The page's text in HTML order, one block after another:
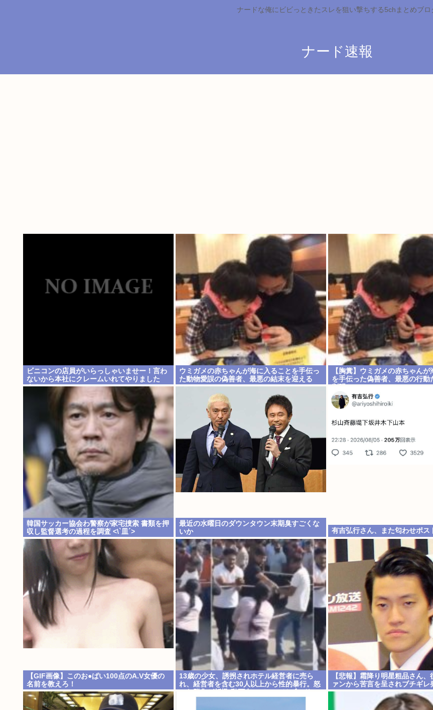
ナードな俺にビビっときたスレを狙い撃ちする5chまとめブロ
ナード速報
ビニコンの店員がいらっしゃいませー！言わ
ないから本社にクレームいれてやりました
よ！www
ウミガメの赤ちゃんが海に入ることを手伝っ
た動物愛誤の偽善者、最悪の結末を迎える
【胸糞】ウミガメの赤ちゃんが
を手伝った偽善者、最悪の行動
韓国サッカー協会わ警察が家宅捜索 書類を押
収し監督選考の過程を調査 <\`皿´>
最近の水曜日のダウンタウン末期臭すごくな
いか
有吉弘行さん、また匂わせポス
【GIF画像】このお●ぱい100点のA.V女優の
名前を教えろ！
13歳の少女、誘拐されホテル経営者に売ら
れ、経営者を含む30人以上から性的暴行。怒
【悲報】霜降り明星粗品さん、
ァンから苦言を呈されブチギ